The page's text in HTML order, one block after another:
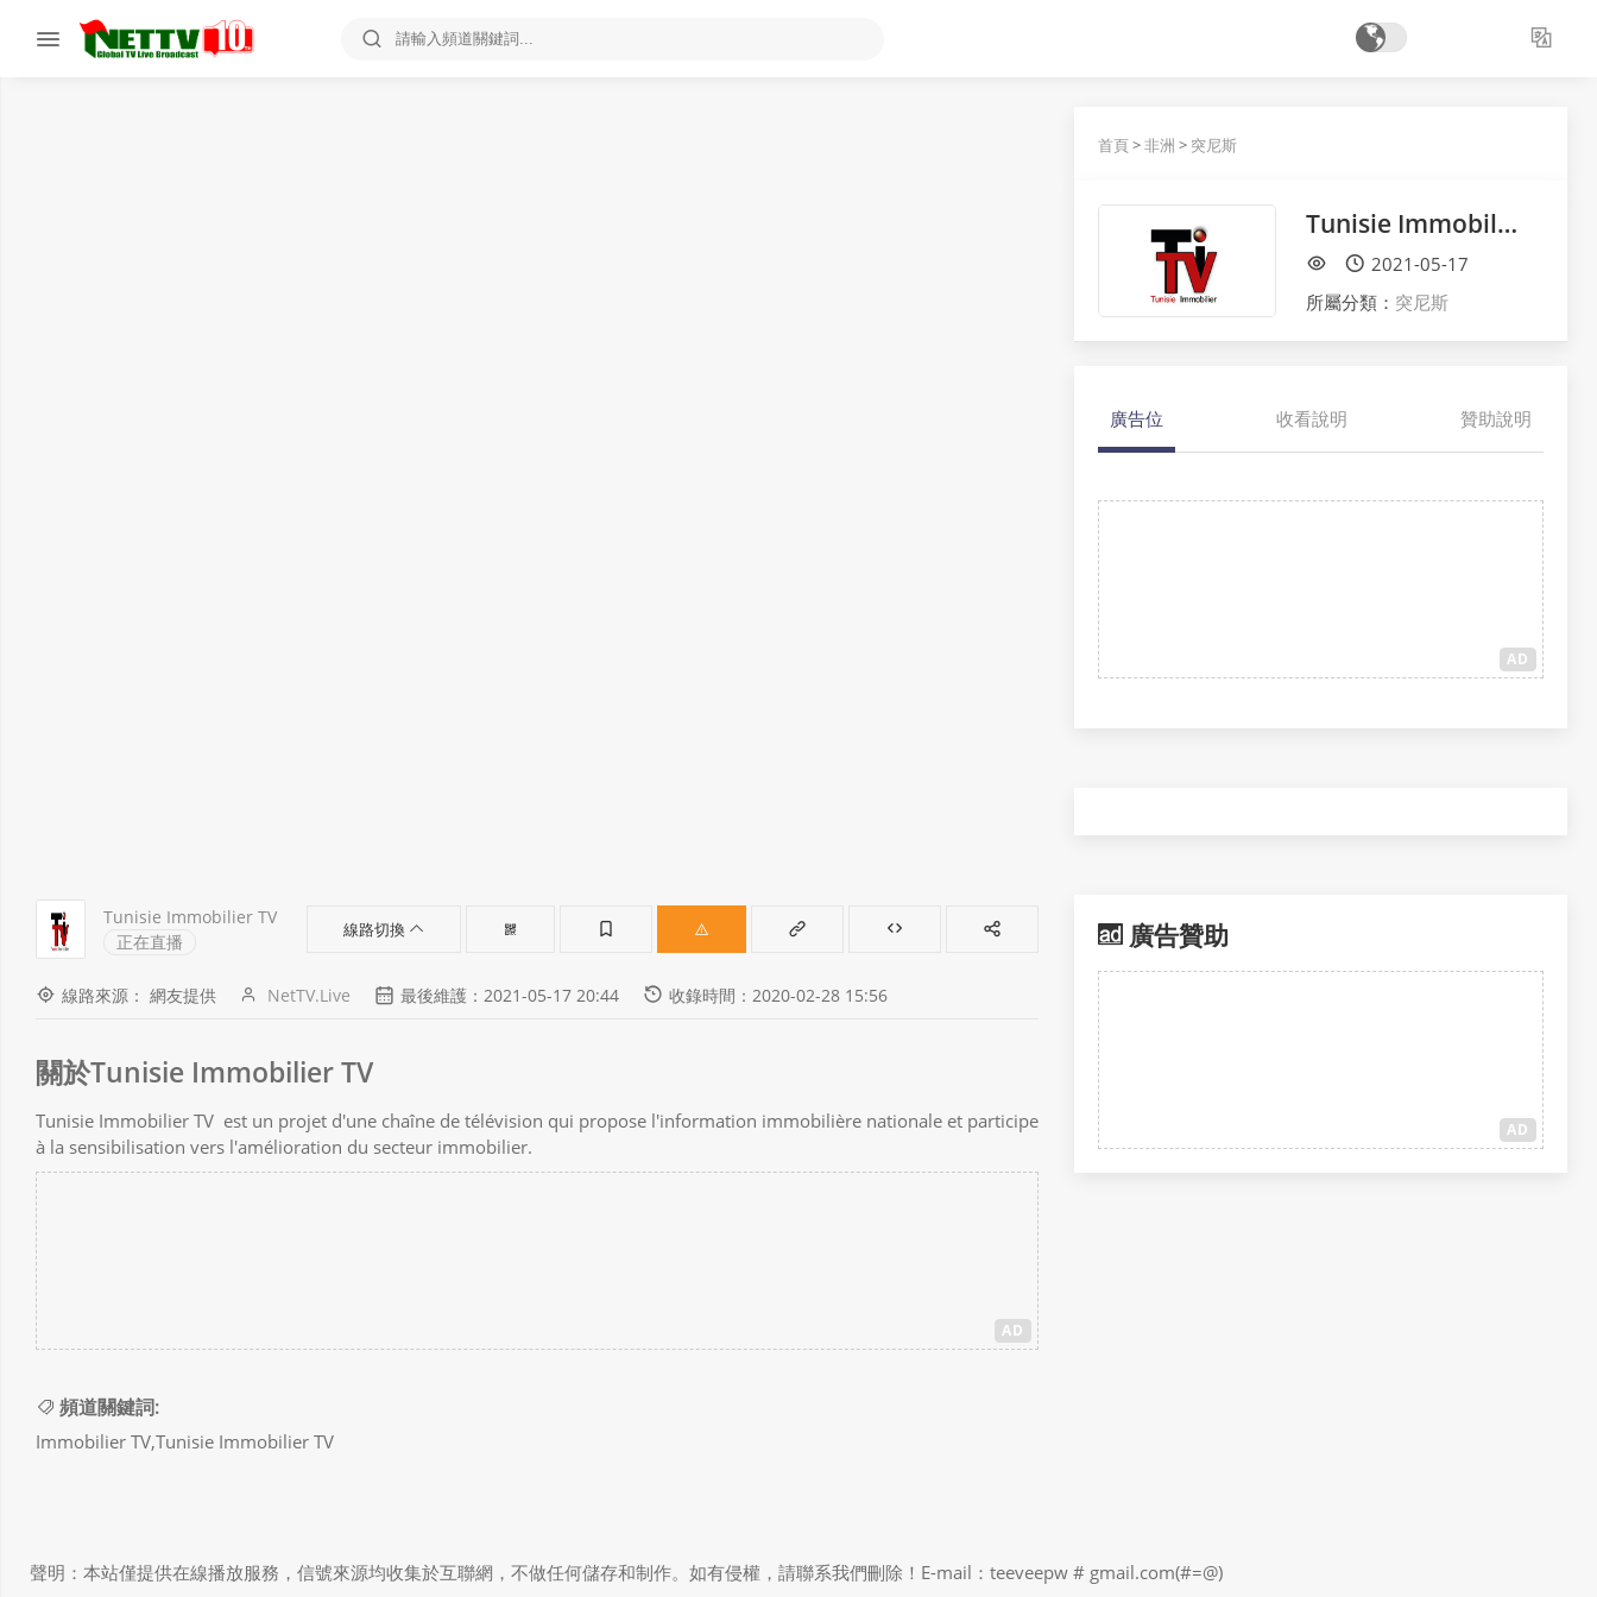
Tunisie Immobilier TV
正在直播
線路切換
線路來源： 網友提供 NetTV.Live 最後維護：2021-05-17 20:44 收錄時間：2020-02-28 15:56
關於Tunisie Immobilier TV
Tunisie Immobilier TV est un projet d'une chaîne de télévision qui propose l'information immobilière nationale et participe
à la sensibilisation vers l'amélioration du secteur immobilier.
AD
頻道關鍵詞:
Immobilier TV,Tunisie Immobilier TV
首頁>非洲 > 突尼斯
Tunisie Immobilier TV
2021-05-17
所屬分類： 突尼斯
廣告位 收看說明 贊助說明
AD
廣告贊助
AD
聲明：本站僅提供在線播放服務，信號來源均收集於互聯網，不做任何儲存和制作。如有侵權，請聯系我們刪除！E-mail：teeveepw # gmail.com(#=@)